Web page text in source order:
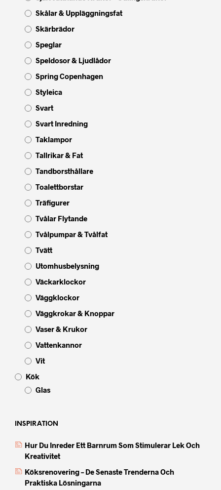
Skålar & Uppläggningsfat
Skärbrädor
Speglar
Speldosor & Ljudlådor
Spring Copenhagen
Styleica
Svart
Svart Inredning
Taklampor
Tallrikar & Fat
Tandborsthållare
Toalettborstar
Träfigurer
Tvålar Flytande
Tvålpumpar & Tvålfat
Tvätt
Utomhusbelysning
Väckarklockor
Väggklockor
Väggkrokar & Knoppar
Vaser & Krukor
Vattenkannor
Vit
Kök
Glas
INSPIRATION
Hur Du Inreder Ett Barnrum Som Stimulerar Lek Och
Kreativitet
Köksrenovering – De Senaste Trenderna Och
Praktiska Lösningarna